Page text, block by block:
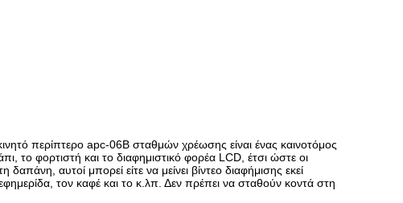
περίπτερο apc-06B σταθμών χρέωσης είναι ένας καινοτόμος
το φορτιστή και το διαφημιστικό φορέα LCD, έτσι ώστε οι
αυτοί μπορεί είτε να μείνει βίντεο διαφήμισης εκεί
τον καφέ και το κ.λπ. Δεν πρέπει να σταθούν κοντά στη